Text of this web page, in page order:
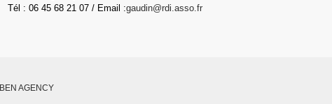
Tél : 06 45 68 21 07 / Email :gaudin@rdi.asso.fr
BEN AGENCY